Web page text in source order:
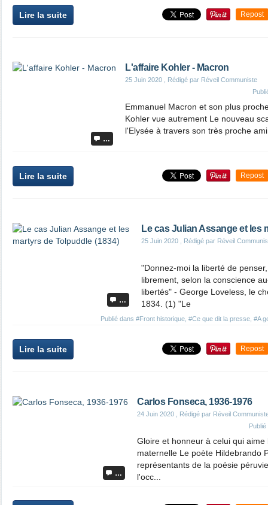
Lire la suite Repost
…
L'affaire Kohler - Macron
25 Juin 2020 , Rédigé par Réveil Communiste
Emmanuel Macron et son plus
Kohler vue autrement Le nouveau
l'Elysée à travers son très proche
Lire la suite Repost
…
Le cas Julian Assange et les
25 Juin 2020 , Rédigé par Réveil
Publié dans #Front historique #Ce que dit la presse #A
"Donnez-moi la liberté de
librement, selon la conscience
libertés" - George Loveless, le
1834. (1) "Le
Lire la suite Repost
…
Carlos Fonseca, 1936-1976
24 Juin 2020 , Rédigé par Réveil
Gloire et honneur à celui qui
maternelle Le poète Hildebrando
représentants de la poésie
l'occ...